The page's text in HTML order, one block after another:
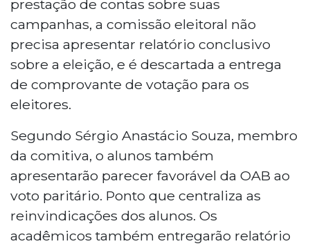
prestação de contas sobre suas
campanhas, a comissão eleitoral não
precisa apresentar relatório conclusivo
sobre a eleição, e é descartada a entrega
de comprovante de votação para os
eleitores.
Segundo Sérgio Anastácio Souza, membro
da comitiva, o alunos também
apresentarão parecer favorável da OAB ao
voto paritário. Ponto que centraliza as
reinvindicações dos alunos. Os
acadêmicos também entregarão relatório